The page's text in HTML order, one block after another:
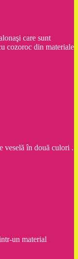
care sunt
cozoroc din materiale
veselă în două culori .
un material